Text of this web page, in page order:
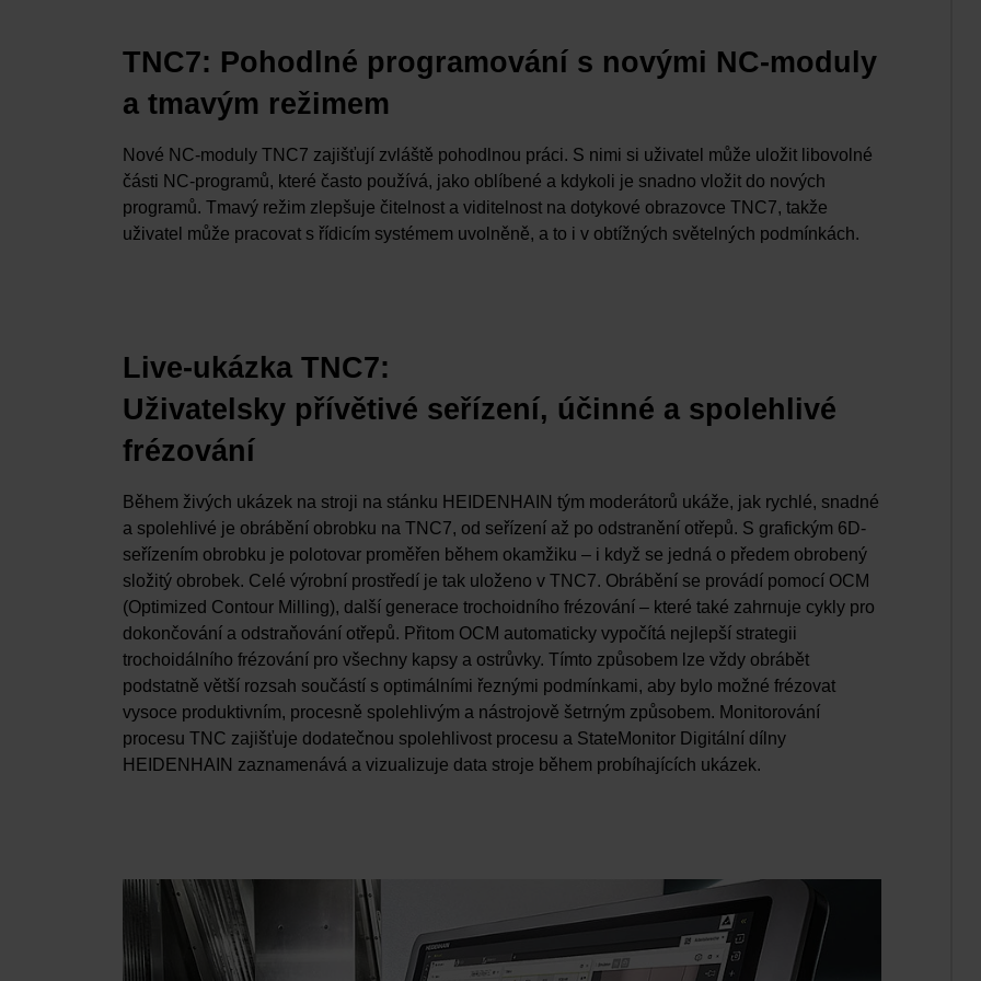
TNC7: Pohodlné programování s novými NC-moduly
a tmavým režimem
Nové NC-moduly TNC7 zajišťují zvláště pohodlnou práci. S nimi si uživatel může uložit libovolné
části NC-programů, které často používá, jako oblíbené a kdykoli je snadno vložit do nových
programů. Tmavý režim zlepšuje čitelnost a viditelnost na dotykové obrazovce TNC7, takže
uživatel může pracovat s řídicím systémem uvolněně, a to i v obtížných světelných podmínkách.
Live-ukázka TNC7:
Uživatelsky přívětivé seřízení, účinné a spolehlivé
frézování
Během živých ukázek na stroji na stánku HEIDENHAIN tým moderátorů ukáže, jak rychlé, snadné
a spolehlivé je obrábění obrobku na TNC7, od seřízení až po odstranění otřepů. S grafickým 6D-
seřízením obrobku je polotovar proměřen během okamžiku – i když se jedná o předem obrobený
složitý obrobek. Celé výrobní prostředí je tak uloženo v TNC7. Obrábění se provádí pomocí OCM
(Optimized Contour Milling), další generace trochoidního frézování – které také zahrnuje cykly pro
dokončování a odstraňování otřepů. Přitom OCM automaticky vypočítá nejlepší strategii
trochoidálního frézování pro všechny kapsy a ostrůvky. Tímto způsobem lze vždy obrábět
podstatně větší rozsah součástí s optimálními řeznými podmínkami, aby bylo možné frézovat
vysoce produktivním, procesně spolehlivým a nástrojově šetrným způsobem. Monitorování
procesu TNC zajišťuje dodatečnou spolehlivost procesu a StateMonitor Digitální dílny
HEIDENHAIN zaznamenává a vizualizuje data stroje během probíhajících ukázek.